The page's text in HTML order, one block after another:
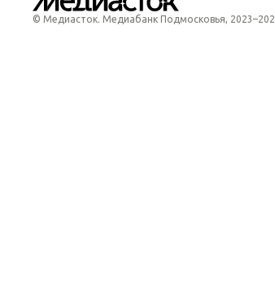
© Медиасток. Медиабанк Подмосковья,